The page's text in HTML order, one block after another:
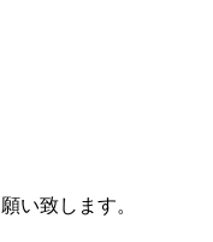
い致します。